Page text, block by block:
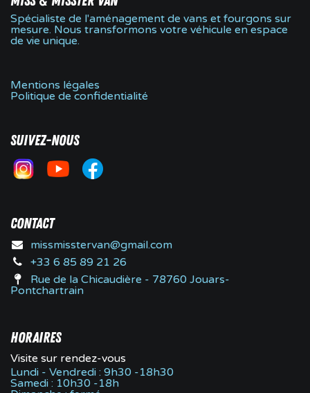
Spécialiste de l'aménagement de vans et fourgons sur
mesure. Nous transformons votre véhicule en espace
de vie unique.
Mentions légales
Politique de confidentialité
Suivez-nous
contact
missmisstervan@gmail.com
+33 6 85 89 21 26
Rue de la Chicaudière - 78760 Jouars-
Pontchartrain
Horaires
Visite sur rendez-vous
Lundi - Vendredi : 9h30 -18h30
Samedi : 10h30 -18h